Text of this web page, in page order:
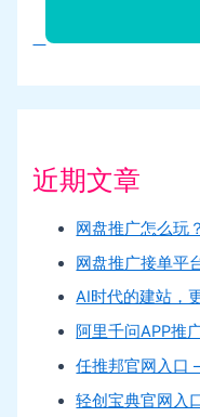
近期文章
网盘推广怎么玩
网盘推广接单平
AI时代的建站，
阿里千问APP推
任推邦官网入口
轻创宝典官网入